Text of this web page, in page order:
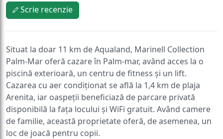
Scrie recenzie
Situat la doar 11 km de Aqualand, Marinell Collection
Palm-Mar oferă cazare în Palm-mar, având acces la o
piscină exterioară, un centru de fitness și un lift.
Cazarea cu aer condiționat se află la 1,4 km de plaja
Arenita, iar oaspeții beneficiază de parcare privată
disponibilă la fața locului și WiFi gratuit. Având camere
de familie, această proprietate oferă, de asemenea, un
loc de joacă pentru copii.